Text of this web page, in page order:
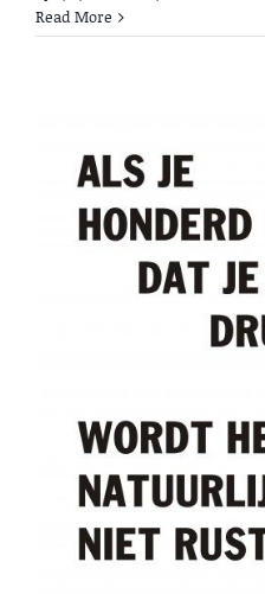
Read More